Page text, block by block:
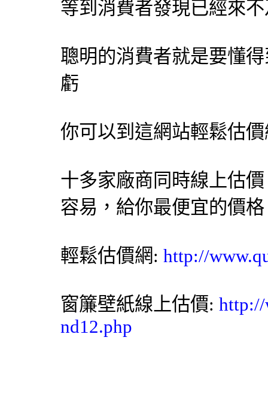
等到消費者發現已經來
聰明的消費者就是要懂
虧
你可以到這網站輕鬆估
十多家廠商同時線上估
容易，給你最便宜的價
輕鬆估價網: http://
窗簾壁紙線上估價: http://
nd12.php